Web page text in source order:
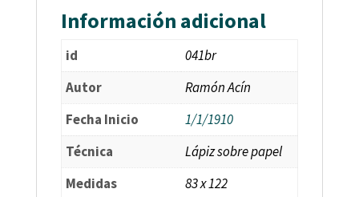
Información adicional
id
041br
Autor
Ramón Acín
Fecha Inicio
1/1/1910
Técnica
Lápiz sobre papel
Medidas
83 x 122